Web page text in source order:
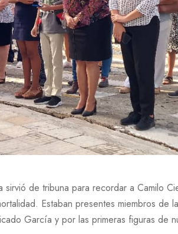
de tribuna para recordar a Camilo
Estaban presentes miembros de la
García y por las primeras figuras de